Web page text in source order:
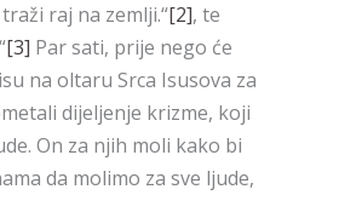
raj na zemlji.“[2], te
[3] Par sati, prije nego će
na oltaru Srca Isusova za
dijeljenje krizme, koji
On za njih moli kako bi
da molimo za sve ljude,